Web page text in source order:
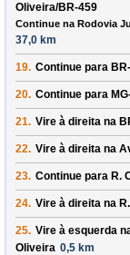
Oliveira/BR-459
Continue na Rodovia
37,0 km
19. Continue para
20. Continue para
21. Vire à direita na
22. Vire à direita na
23. Continue para R.
24. Vire à direita na
25. Vire à esquerda
Oliveira 0,5 km